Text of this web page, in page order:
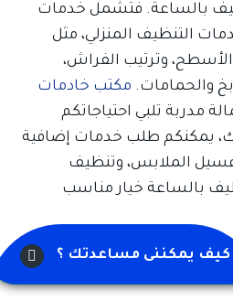
بالساعة. فتشمل خدمات
التنظيف المنزلي، مثل
وترتيب الفراش،
والحمامات. مكتب خادمات
مدربة تلبي احتياجاتكم
يمكنكم طلب خدمات إضافية
الملابس، وتنظيف
بالساعة خيار مناسب
المقال:
كيف يمكننى مساعدتك ؟